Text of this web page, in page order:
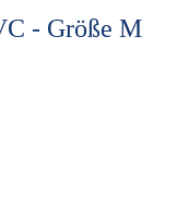
- Größe M